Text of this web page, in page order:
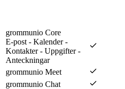
grommunio Core
E-post - Kalender -
Kontakter - Uppgifter -
Anteckningar
grommunio Meet
grommunio Chat